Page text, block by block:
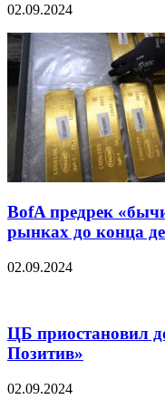
02.09.2024
BofA предрек
рынках до конца
02.09.2024
ЦБ приостановил
Позитив»
02.09.2024